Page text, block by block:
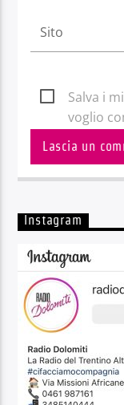
Salva i
voglio
Instagram